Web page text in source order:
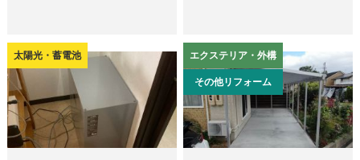
太陽光・蓄電池 エクステリア・外構
その他リフォーム